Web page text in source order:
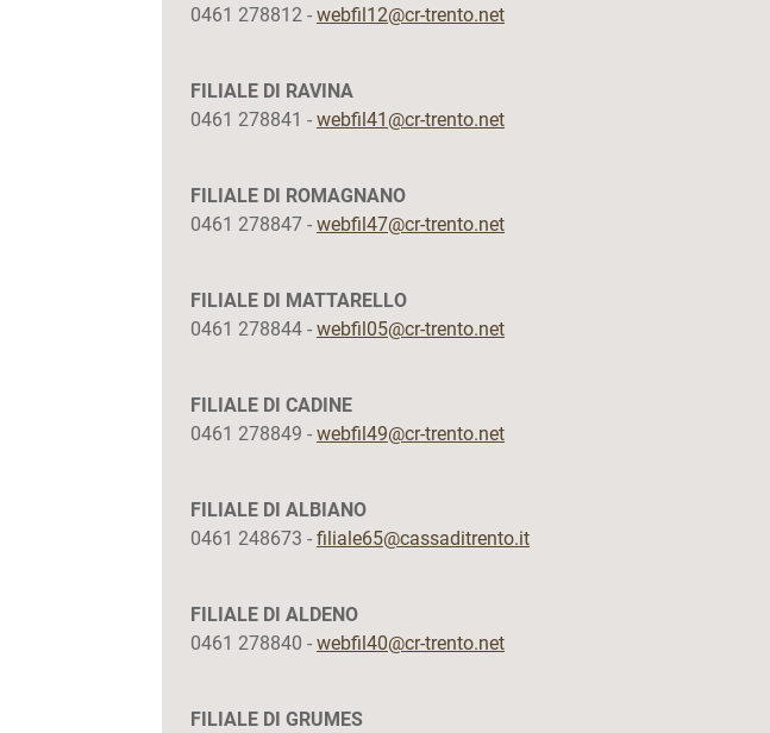
0461 278812 - webfil12@cr-trento.net
FILIALE DI RAVINA
0461 278841 - webfil41@cr-trento.net
FILIALE DI ROMAGNANO
0461 278847 - webfil47@cr-trento.net
FILIALE DI MATTARELLO
0461 278844 - webfil05@cr-trento.net
FILIALE DI CADINE
0461 278849 - webfil49@cr-trento.net
FILIALE DI ALBIANO
0461 248673 - filiale65@cassaditrento.it
FILIALE DI ALDENO
0461 278840 - webfil40@cr-trento.net
FILIALE DI GRUMES